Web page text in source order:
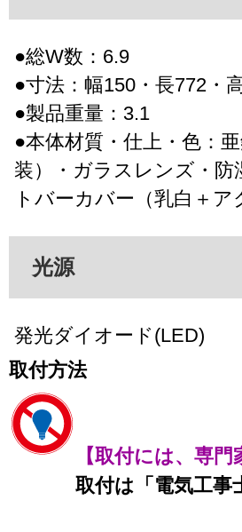
●総W数：6.9
●寸法：幅150・長772・
●製品重量：3.1
●本体材質・仕上・色：
装）・ガラスレンズ・
トバーカバー（乳白＋
光源
発光ダイオード(LED)
取付方法
【取付には、専
取付は「電気工事